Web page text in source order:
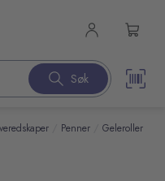
Søk
Penner Geleroller